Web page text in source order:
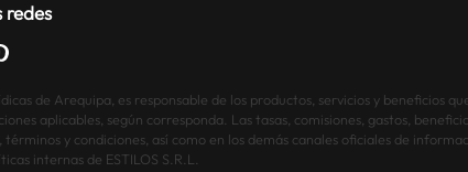
NO
redes
de Arequipa, es responsable de los productos, servicios y beneficios
aplicables, según corresponda. Las tasas, comisiones, gastos,
y condiciones, así como en los demás canales oficiales de
internas de ESTILOS S.R.L.